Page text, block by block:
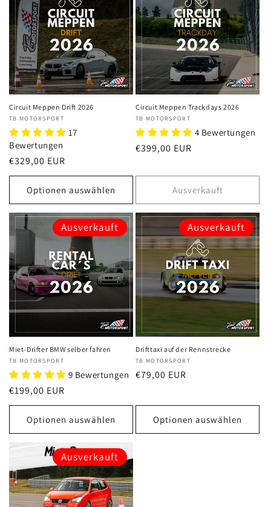
Circuit Meppen Drift 2026
Anbieter:
TB MOTORSPORT
17
Bewertungen
Normaler
Preis
€329,00 EUR
Optionen auswählen
Circuit Meppen Trackdays 2026
Anbieter:
TB MOTORSPORT
4 Bewertungen
Normaler
€399,00 EUR
Ausverkauft
Ausverkauft
Miet-Drifter BMW selber fahren
Anbieter:
TB MOTORSPORT
9 Bewertungen
Normaler
Preis
€199,00 EUR
Optionen auswählen
Ausverkauft
Drifttaxi auf der Rennstrecke
Anbieter:
TB MOTORSPORT
Normaler
€79,00 EUR
Optionen auswählen
Ausverkauft